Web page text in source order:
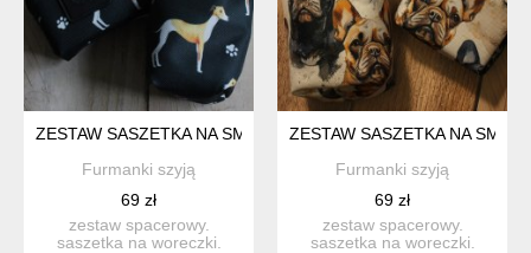
ZESTAW SASZETKA NA SMACZKI I WORECZKI # CHATY
Furmanki szyją
69 zł
zestaw spacerowy.
saszetka na woreczki.
ZESTAW SASZETKA NA
Furmanki szyją
69 zł
zestaw spacerowy.
saszetka na woreczki.